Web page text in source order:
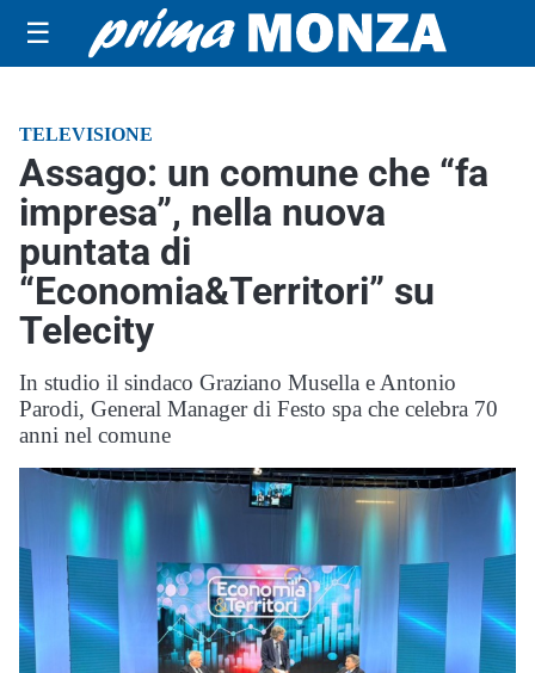
☰
TELEVISIONE
Assago: un comune che “fa
impresa”, nella nuova
puntata di
“Economia&Territori” su
Telecity
In studio il sindaco Graziano Musella e Antonio
Parodi, General Manager di Festo spa che celebra 70
anni nel comune